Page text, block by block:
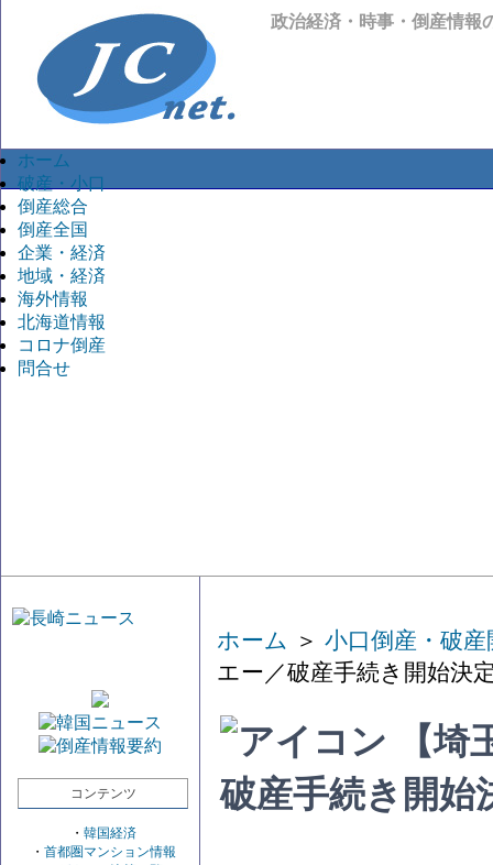
政治経済・時事・倒産情報
ホーム
破産・小口
倒産総合
倒産全国
企業・経済
地域・経済
海外情報
北海道情報
コロナ倒産
問合せ
コンテンツ
・ 韓国経済
・ 首都圏マンション情報
ホーム ＞ 小口倒産・破産
エー／破産手続き開始決
【埼
破産手続き開始